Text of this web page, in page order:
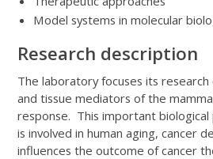
Model systems in molecular
Research description
The laboratory focuses its
and tissue mediators of the
response. This important biological
is involved in human aging, cancer
influences the outcome of cancer